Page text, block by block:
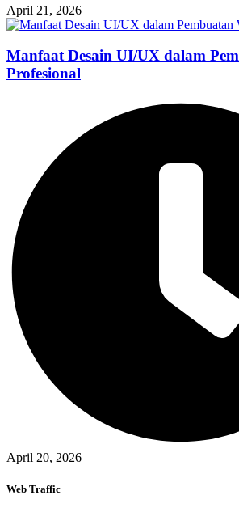
April 21, 2026
Manfaat Desain UI/UX dalam
Profesional
April 20, 2026
Web Traffic